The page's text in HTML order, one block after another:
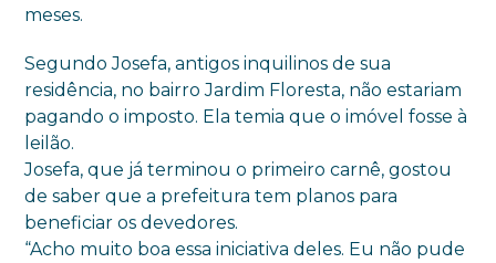
meses.
Segundo Josefa, antigos inquilinos de sua
residência, no bairro Jardim Floresta, não estariam
pagando o imposto. Ela temia que o imóvel fosse à
leilão.
Josefa, que já terminou o primeiro carnê, gostou
de saber que a prefeitura tem planos para
beneficiar os devedores.
“Acho muito boa essa iniciativa deles. Eu não pude